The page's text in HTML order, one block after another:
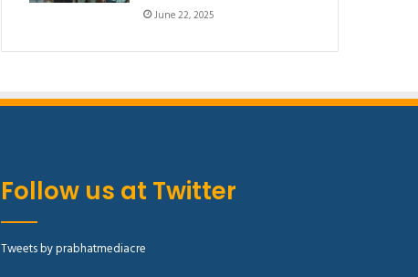
June 22, 2025
Follow us at Twitter
Tweets by prabhatmediacre